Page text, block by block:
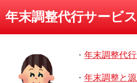
年末調整代行サービ
・ 年末調整代
・ 年末調整と